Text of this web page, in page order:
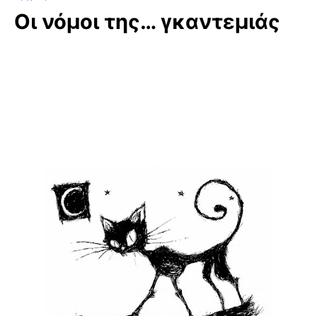
Οι νόμοι της… γκαντεμιάς